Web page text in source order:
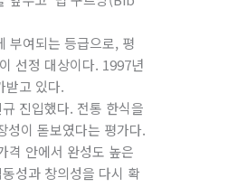
부여되는 등급으로, 평
선정 대상이다. 1997년
받고 있다.
진입했다. 전통 한식을
성이 돋보였다는 평가다.
격 안에서 완성도 높은
성과 창의성을 다시 확